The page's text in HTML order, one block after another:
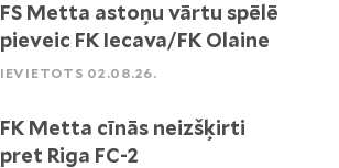
FS Metta astoņu vārtu spēlē
pieveic FK Iecava/FK Olaine
IEVIETOTS 02.08.26.
FK Metta cīnās neizšķirti
pret Riga FC-2